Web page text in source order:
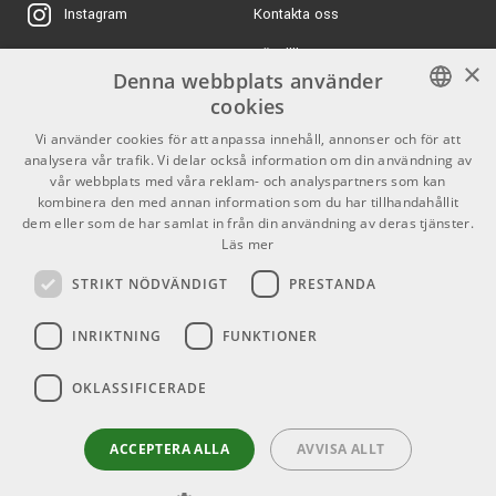
& tryck.
På dom mindre trummorna är den 45° & på större trummor
SONIClear en superhit signerad Mapex!
Mapex Drums - Ett guldkorn i
trumvärlden!
Hos Mapex finns en vilja att ständigt utvecklas. Både när
det gäller nya innovationer såsom SONIClear Bearing Egdes
& Halo Mount som är deras fantastiska rimsupphängning
du finner på Saturn Evolution-serien men även att i varje
sound det bara är möjligt & här slutar Mapex aldrig
överraska eller flytta gränsen för vad man trodde var
Instagram
X
Youtube
TikTok
Kontakta oss
Köpvillkor
Butiken
Varumärken
GDPR & Cookies
Partners Kontakt
Info
Mån-Fre: 10.00-18.00
Helgdagar
SWEDISH
ENGLISH
×
Denna webbplats använder
cookies
Vi använder cookies för att anpassa innehåll, annonser och för att
analysera vår trafik. Vi delar också information om din användning av
vår webbplats med våra reklam- och analyspartners som kan
kombinera den med annan information som du har tillhandahållit
dem eller som de har samlat in från din användning av deras tjänster.
Läs mer
STRIKT NÖDVÄNDIGT PRESTANDA
INRIKTNING FUNKTIONER
OKLASSIFICERADE
ACCEPTERA ALLA AVVISA ALLT